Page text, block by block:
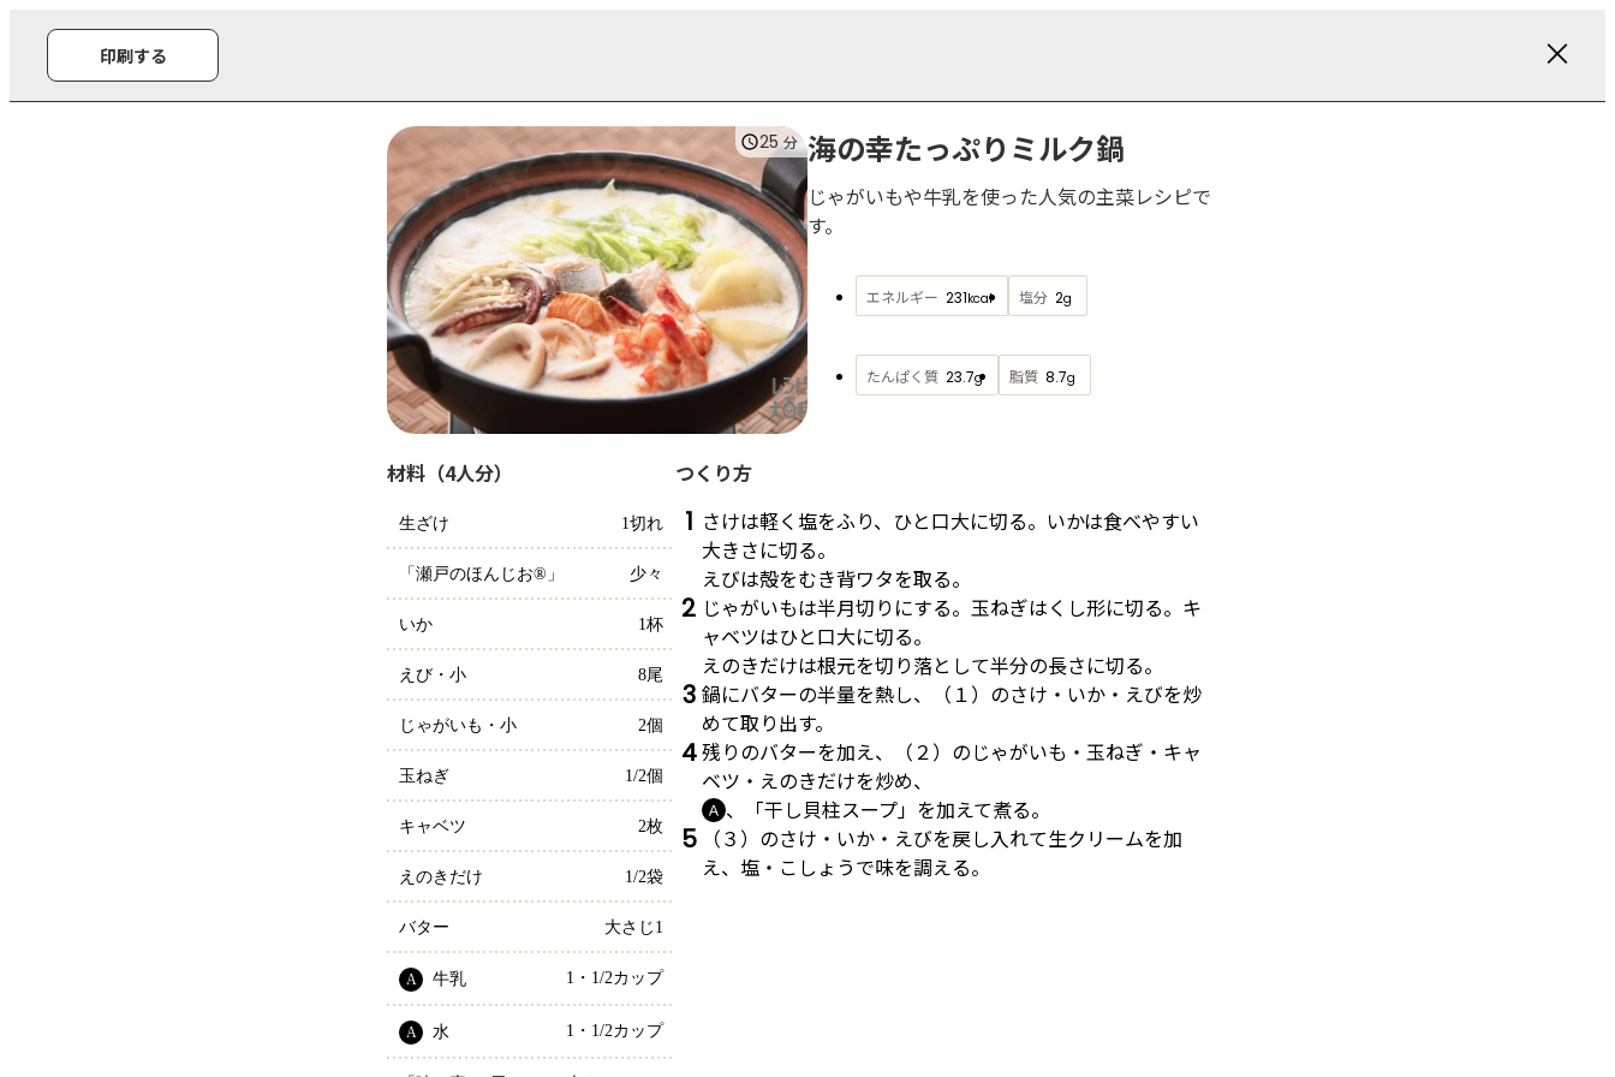
印刷する
25 分 海の幸たっぷりミルク鍋
じゃがいもや牛乳を使った人気の主菜レシピで
す。
エネルギー 231kcal 塩分 2g
たんぱく質 23.7g 脂質 8.7g
材料（4人分）
生ざけ 1切れ
「瀬戸のほんじお®」 少々
いか 1杯
えび・小 8尾
じゃがいも・小 2個
玉ねぎ 1/2個
キャベツ 2枚
えのきだけ 1/2袋
バター 大さじ1
A 牛乳 1・1/2カップ
A 水 1・1/2カップ
つくり方
1 さけは軽く塩をふり、ひと口大に切る。いかは食べやすい
大きさに切る。
えびは殻をむき背ワタを取る。
2 じゃがいもは半月切りにする。玉ねぎはくし形に切る。キ
ャベツはひと口大に切る。
えのきだけは根元を切り落として半分の長さに切る。
3 鍋にバターの半量を熱し、（１）のさけ・いか・えびを炒
めて取り出す。
4残りのバターを加え、（２）のじゃがいも・玉ねぎ・キャ
ベツ・えのきだけを炒め、
Ａ 、「干し貝柱スープ」を加えて煮る。
5
（３）のさけ・いか・えびを戻し入れて生クリームを加
え、塩・こしょうで味を調える。